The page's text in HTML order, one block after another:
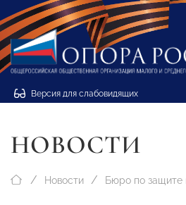
Версия для слабовидящих
НОВОСТИ
Новости